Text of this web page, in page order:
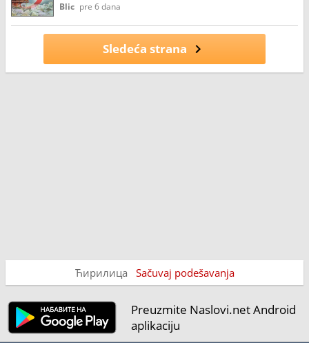
Blic pre 6 dana
Sledeća strana
Ћирилица Sačuvaj podešavanja
Preuzmite Naslovi.net Android
aplikaciju